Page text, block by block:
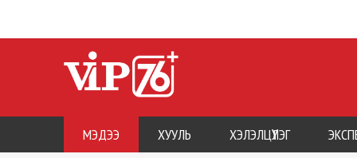
МЭДЭЭ ХУУЛЬ ХЭЛЭЛЦҮҮЛЭГ